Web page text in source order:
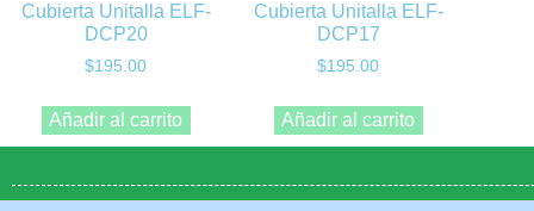
Cubierta Unitalla ELF-
DCP20
$195.00
Añadir al carrito
Cubierta Unitalla ELF-
DCP17
$195.00
Añadir al carrito